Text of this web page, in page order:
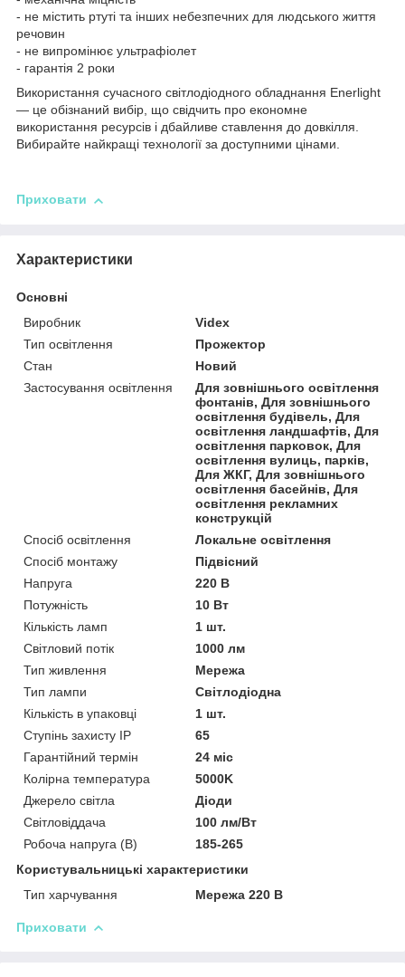
- не містить ртуті та інших небезпечних для людського життя
речовин
- не випромінює ультрафіолет
- гарантія 2 роки
Використання сучасного світлодіодного обладнання Enerlight
— це обізнаний вибір, що свідчить про економне
використання ресурсів і дбайливе ставлення до довкілля.
Вибирайте найкращі технології за доступними цінами.
Приховати
Характеристики
Основні
Виробник
Videx
Тип освітлення
Прожектор
Стан
Новий
Застосування освітлення
Для зовнішнього освітлення
фонтанів, Для зовнішнього
освітлення будівель, Для
освітлення ландшафтів, Для
освітлення парковок, Для
освітлення вулиць, парків,
Для ЖКГ, Для зовнішнього
освітлення басейнів, Для
освітлення рекламних
конструкцій
Спосіб освітлення
Локальне освітлення
Спосіб монтажу
Підвісний
Напруга
220 В
Потужність
10 Вт
Кількість ламп
1 шт.
Світловий потік
1000 лм
Тип живлення
Мережа
Тип лампи
Світлодіодна
Кількість в упаковці
1 шт.
Ступінь захисту IP
65
Гарантійний термін
24 міс
Колірна температура
5000K
Джерело світла
Діоди
Світловіддача
100 лм/Вт
Робоча напруга (В)
185-265
Користувальницькі характеристики
Тип харчування
Мережа 220 В
Приховати